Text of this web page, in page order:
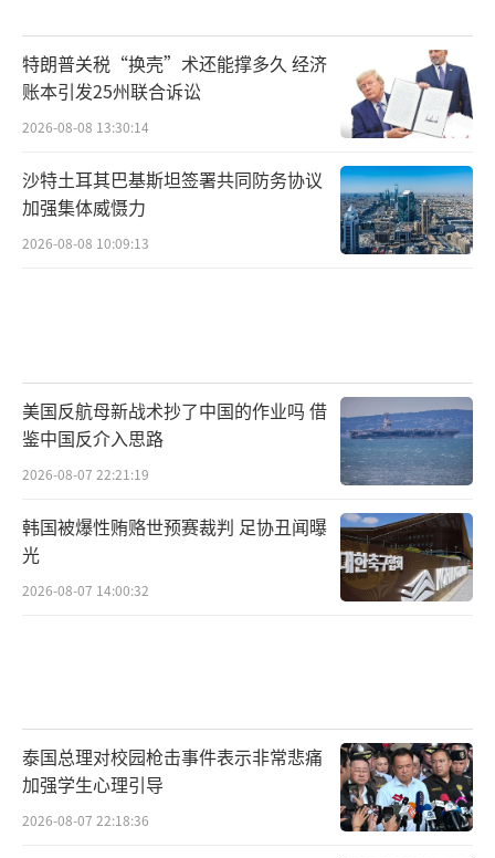
特朗普关税“换壳”术还能撑多久 经济
账本引发25州联合诉讼
2026-08-08 13:30:14
沙特土耳其巴基斯坦签署共同防务协议
加强集体威慑力
2026-08-08 10:09:13
美国反航母新战术抄了中国的作业吗 借
鉴中国反介入思路
2026-08-07 22:21:19
韩国被爆性贿赂世预赛裁判 足协丑闻曝
光
2026-08-07 14:00:32
泰国总理对校园枪击事件表示非常悲痛
加强学生心理引导
2026-08-07 22:18:36